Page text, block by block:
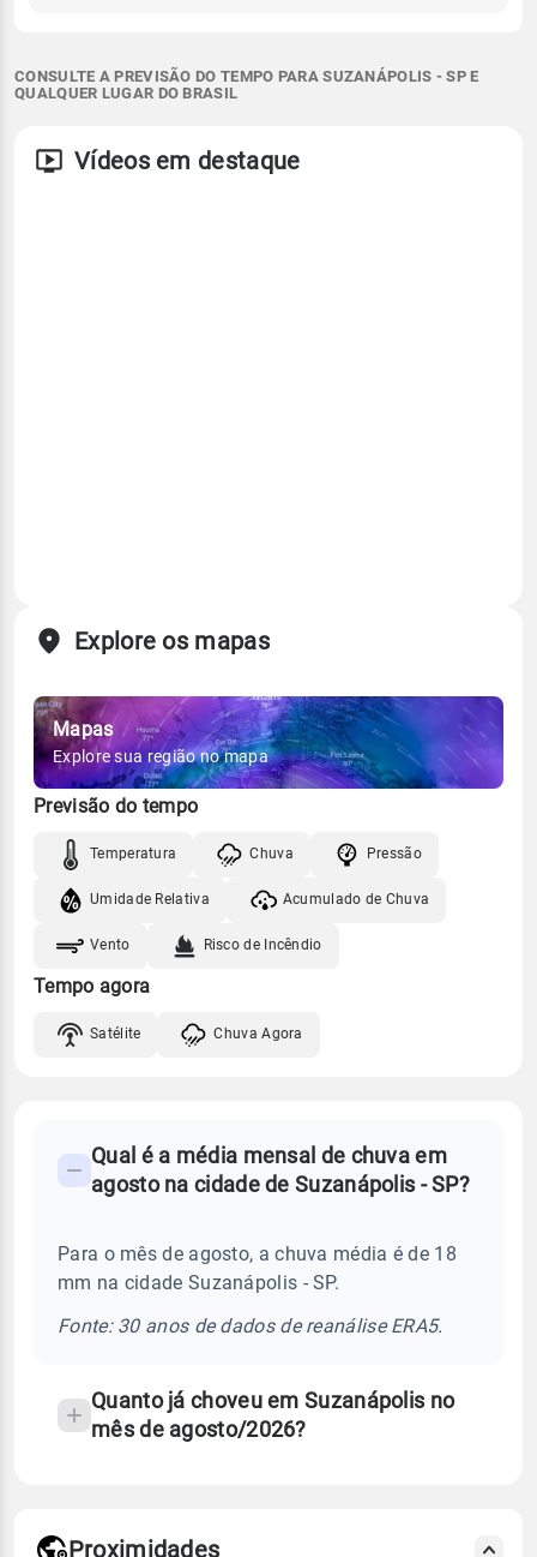
CONSULTE A PREVISÃO DO TEMPO PARA SUZANÁPOLIS - SP E
QUALQUER LUGAR DO BRASIL
Vídeos em destaque
Explore os mapas
Mapas
Explore sua região no mapa
Previsão do tempo
Temperatura Chuva Pressão
Umidade Relativa Acumulado de Chuva
Vento Risco de Incêndio
Tempo agora
Satélite Chuva Agora
Perguntas
sobre
chuva
Qual é a média mensal de chuva em
agosto na cidade de Suzanápolis - SP?
Para o mês de agosto, a chuva média é de 18
mm na cidade Suzanápolis - SP.
Fonte: 30 anos de dados de reanálise ERA5.
Quanto já choveu em Suzanápolis no
mês de agosto/2026?
Proximidades